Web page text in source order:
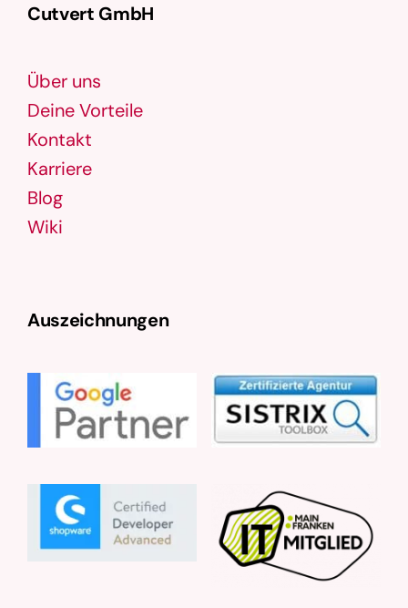
Cutvert GmbH
Über uns
Deine Vorteile
Kontakt
Karriere
Blog
Wiki
Auszeichnungen